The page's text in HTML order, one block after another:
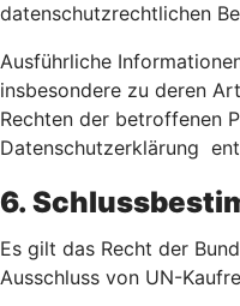
datenschutzrechtlichen
Ausführliche
insbesondere zu deren
Rechten der betroffenen
Datenschutzerklärung
6.
Es gilt das Recht der
Ausschluss von UN-